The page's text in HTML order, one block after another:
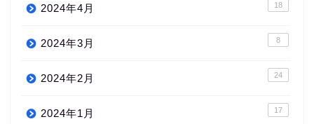
2024年4月 18
2024年3月 8
2024年2月 24
2024年1月 17